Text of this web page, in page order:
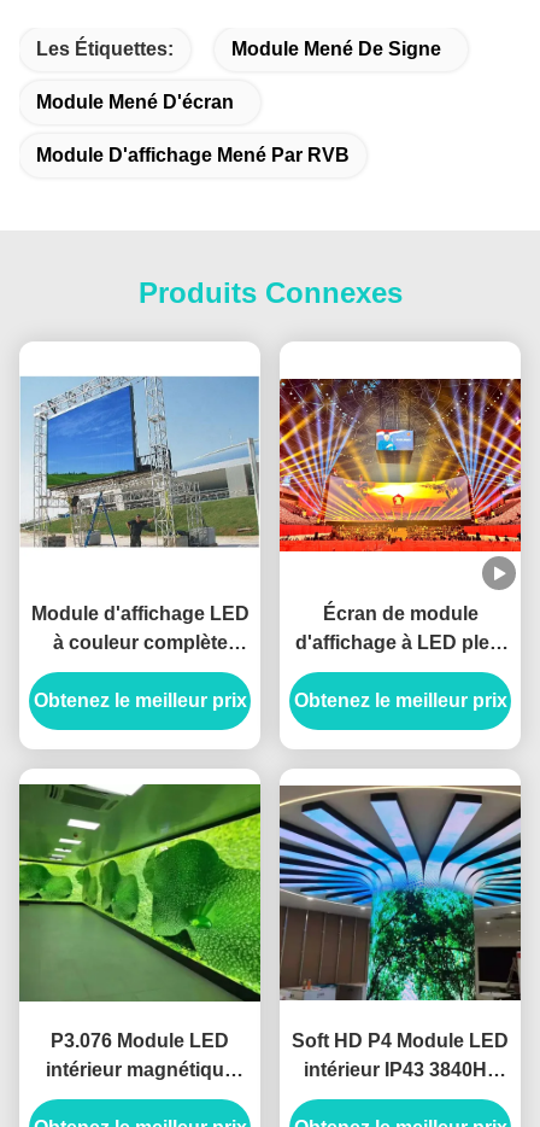
Les Étiquettes: Module Mené De Signe
Module Mené D'écran
Module D'affichage Mené Par RVB
Produits Connexes
Module d'affichage LED
à couleur complète
imperméable à l'eau
pour bâtiments
extérieurs 8 mm
Obtenez le meilleur prix
Écran de module
d'affichage à LED plein
couleur extérieur P8
pour le centre de
commandement de
Obtenez le meilleur prix
P3.076 Module LED
intérieur magnétique
320x160mm SMD2020
Soft HD P4 Module LED
intérieur IP43 3840Hz
Résolution 1200Cd/M2